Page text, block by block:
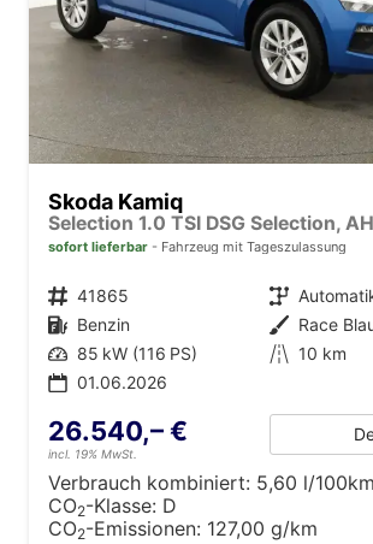
Skoda Kamiq
sofort lieferbar Fahrzeug mit Tageszulassung
Fahrzeugnr. 41865 Getriebe
Kraftstoff Benzin Außenfarbe Race
Leistung 85 kW (116 PS) Kilometerstand 10 km
01.06.2026
26.540,– €
incl. 19% MwSt.
Verbrauch kombiniert: 5,60 l/100km
CO2-Klasse: D
CO2-Emissionen: 127,00 g/km